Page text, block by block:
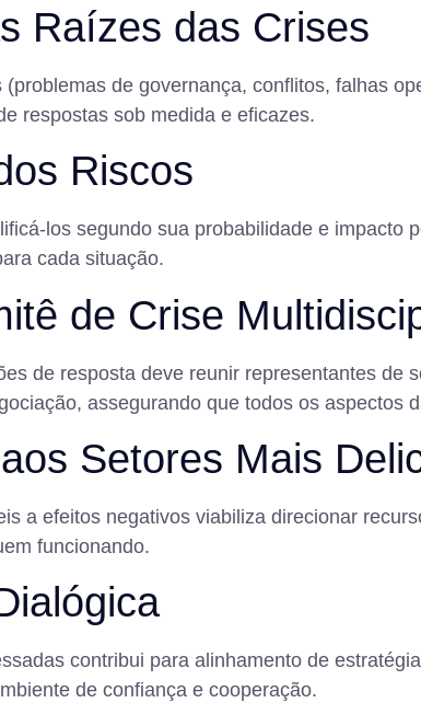
Raízes das Crises
de governança, conflitos, falhas
respostas sob medida e eficazes.
Riscos
los segundo sua probabilidade e impacto
cada situação.
de Crise
de resposta deve reunir representantes de
assegurando que todos os aspectos
Setores Mais
a efeitos negativos viabiliza direcionar
funcionando.
contribui para alinhamento de
de confiança e cooperação.